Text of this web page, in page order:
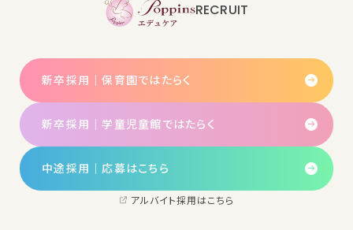
RECRUIT
新卒採用｜保育園ではたらく
新卒採用｜学童児童館ではたらく
中途採用│応募はこちら
アルバイト採用はこちら